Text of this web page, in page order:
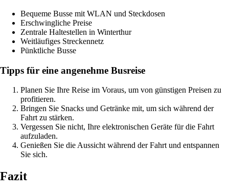
Bequeme Busse mit WLAN und Steckdosen
Erschwingliche Preise
Zentrale Haltestellen in Winterthur
Weitläufiges Streckennetz
Pünktliche Busse
Tipps für eine angenehme Busreise
Planen Sie Ihre Reise im Voraus, um von günstigen Preisen zu
profitieren.
Bringen Sie Snacks und Getränke mit, um sich während der
Fahrt zu stärken.
Vergessen Sie nicht, Ihre elektronischen Geräte für die Fahrt
aufzuladen.
Genießen Sie die Aussicht während der Fahrt und entspannen
Sie sich.
Fazit